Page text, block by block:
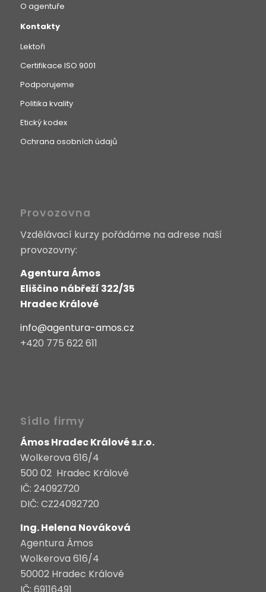
O agentuře
Kontakty
Lektoři
Certifikace ISO 9001
Podporujeme
Politika kvality
Etický kodex
Ochrana osobních údajů
Provozovna
Vzdělávací kurzy pořádáme na adrese naší
provozovny:
Agentura Ámos
Eliščino nábřeží 322/35
Hradec Králové
info@agentura-amos.cz
+420 775 622 611
Sídlo firmy
Ámos Hradec Králové s.r.o.
Wolkerova 616/4
500 02 Hradec Králové
IČ: 24092720
DIČ: CZ24092720
Ing. Helena Nováková
Agentura Ámos
Wolkerova 616/4
50002 Hradec Králové
IČ: 69116491